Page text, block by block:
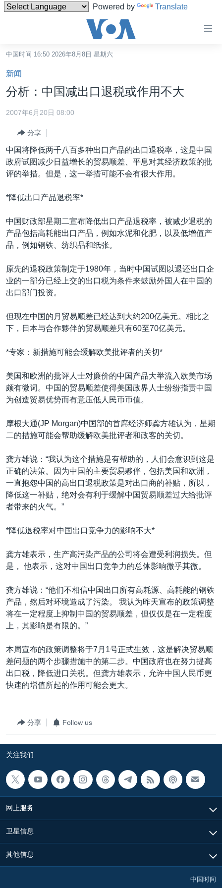
Powered by Translate
碍
链
接
跳
转
跳
转
导
转
索
中国
港澳
国际
最新国际新闻
欧洲
非洲
全球议题
分类新闻
科教·文娱·体健
军事
环境
白宫要闻
国会报道
美国建国250周年
埃博拉疫情
美国之音专访
重要讲话与声明
台海两岸关系
关注西藏
关注新疆
GEN Z 看美国
VOA视频
VOA今日焦点
关注我们
其他语言网站
中国时间 16:50 2026年8月8日 星期六
新闻
分析：中国减出口退税或作用不大
2007年6月20日 08:00
分享
中国将降低两千八百多种出口产品的出口退税率，这是中国
政府试图减少日益增长的贸易顺差、平息对其经济政策的批
评的举措。但是，这一举措可能不会有很大作用。
*降低出口产品退税率*
中国财政部星期二宣布降低出口产品退税率，被减少退税的
产品包括高耗能出口产品，例如水泥和化肥，以及低增值产
品，例如钢铁、纺织品和纸张。
原先的退税政策制定于1980年，当时中国试图以退还出口企
业的一部分已经上交的出口税为条件来鼓励外国人在中国的
出口部门投资。
但现在中国的月贸易顺差已经达到大约200亿美元。相比之
下，日本与合作夥伴的贸易顺差只有60至70亿美元。
*专家：新措施可能会缓解欧美批评者的关切*
美国和欧洲的批评人士对廉价的中国产品大举流入欧美市场
颇有微词。中国的贸易顺差使得美国政界人士纷纷指责中国
为创造贸易优势而有意压低人民币币值。
摩根大通(JP Morgan)中国部的首席经济师龚方雄认为，星期
二的措施可能会帮助缓解欧美批评者和政客的关切。
龚方雄说：“我认为这个措施是有帮助的，人们会意识到这是
正确的决策。因为中国的主要贸易夥伴，包括美国和欧洲，
一直抱怨中国的高出口退税政策是对出口商的补贴，所以，
降低这一补贴，绝对会有利于缓解中国贸易顺差过大给批评
者带来的火气。”
*降低退税率对中国出口竞争力的影响不大*
龚方雄表示，生产高污染产品的公司将会遭受利润损失。但
是， 他表示，这对中国出口竞争力的总体影响微乎其微。
龚方雄说：“他们不相信中国出口所有高耗源、高耗能的钢铁
产品，然后对环境造成了污染。 我认为昨天宣布的政策调整
将在一定程度上抑制中国的贸易顺差，但仅仅是在一定程度
上，其影响是有限的。”
本周宣布的政策调整将于7月1号正式生效，这是解决贸易顺
差问题的两个步骤措施中的第二步。中国政府也在努力提高
出口税，降低进口关税。但龚方雄表示，允许中国人民币更
快速的增值所起的作用可能会更大。
分享 Follow us
关注我们
网上服务
卫星信息
其他信息
中国时间